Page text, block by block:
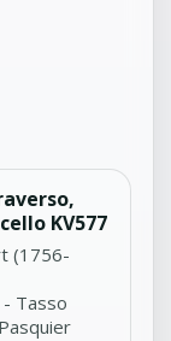
KV577
(1756-
Tasso